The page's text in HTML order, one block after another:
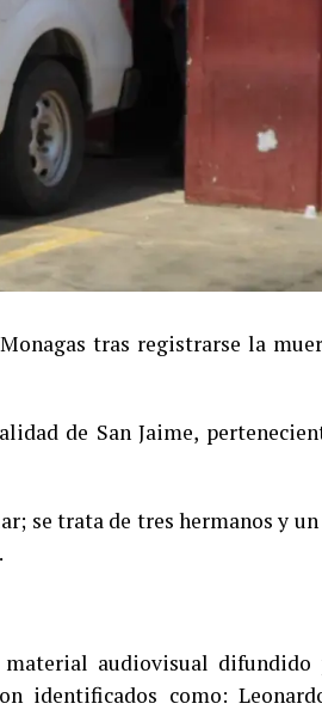
tras registrarse la
de San Jaime,
se trata de tres hermanos y
audiovisual difundido
identificados como: